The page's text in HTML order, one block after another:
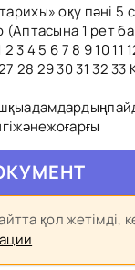
оқу пәні 5
(Аптасына 1 рет
4 5 6 7 8 9 10 11
28 29 30 31 32 33
қол жетімді,